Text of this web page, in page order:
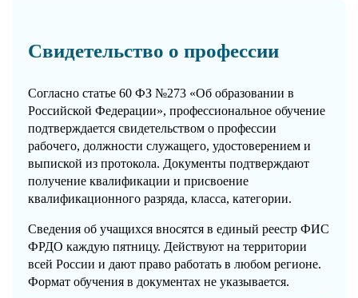
Свидетельство о профессии
Согласно статье 60 ФЗ №273 «Об образовании в
Российской Федерации», профессиональное обучение
подтверждается свидетельством о профессии
рабочего, должности служащего, удостоверением и
выпиской из протокола. Документы подтверждают
получение квалификации и присвоение
квалификационного разряда, класса, категории.
Сведения об учащихся вносятся в единый реестр ФИС
ФРДО каждую пятницу. Действуют на территории
всей России и дают право работать в любом регионе.
Формат обучения в документах не указывается.